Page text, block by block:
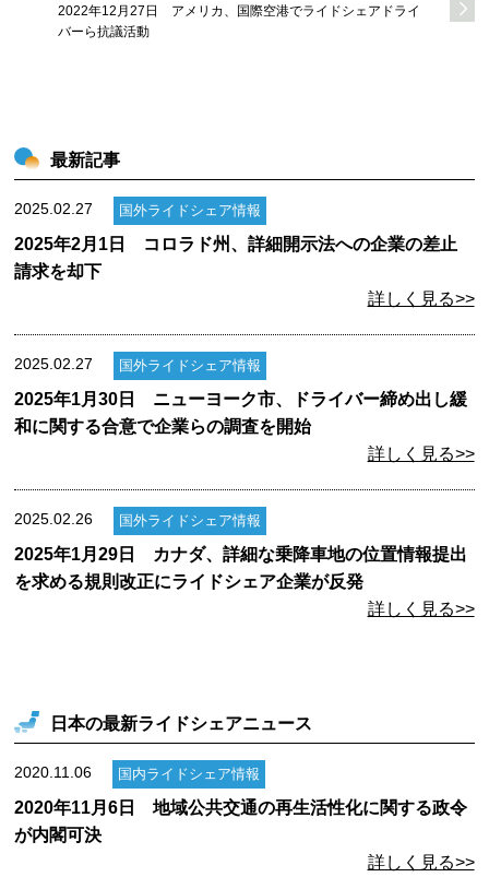
2022年12月27日 アメリカ、国際空港でライドシェアドライ
バーら抗議活動
最新記事
2025.02.27 国外ライドシェア情報
2025年2月1日 コロラド州、詳細開示法への企業の差止
請求を却下
詳しく見る>>
2025.02.27 国外ライドシェア情報
2025年1月30日 ニューヨーク市、ドライバー締め出し緩
和に関する合意で企業らの調査を開始
詳しく見る>>
2025.02.26 国外ライドシェア情報
2025年1月29日 カナダ、詳細な乗降車地の位置情報提出
を求める規則改正にライドシェア企業が反発
詳しく見る>>
日本の最新ライドシェアニュース
2020.11.06 国内ライドシェア情報
2020年11月6日 地域公共交通の再生活性化に関する政令
が内閣可決
詳しく見る>>